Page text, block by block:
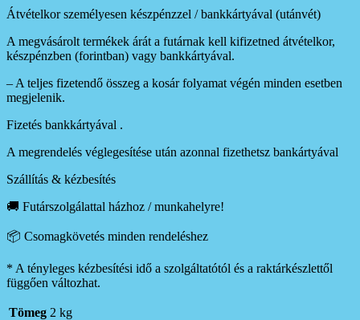
Átvételkor személyesen készpénzzel / bankkártyával (utánvét)
A megvásárolt termékek árát a futárnak kell kifizetned átvételkor,
készpénzben (forintban) vagy bankkártyával.
– A teljes fizetendő összeg a kosár folyamat végén minden esetben
megjelenik.
Fizetés bankkártyával .
A megrendelés véglegesítése után azonnal fizethetsz bankártyával
Szállítás & kézbesítés
🚚 Futárszolgálattal házhoz / munkahelyre!
📦 Csomagkövetés minden rendeléshez
* A tényleges kézbesítési idő a szolgáltatótól és a raktárkészlettől
függően változhat.
Tömeg 2 kg